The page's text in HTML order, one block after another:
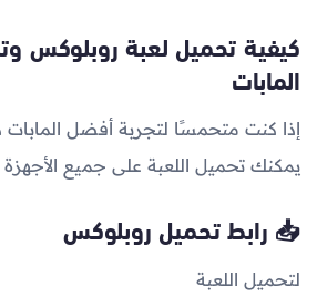
كيفية تحميل لعبة روبلوكس
المابات
إذا كنت متحمسًا لتجربة أفضل
يمكنك تحميل اللعبة على جميع
📥 رابط تحميل روبلوكس
لتحميل اللعبة